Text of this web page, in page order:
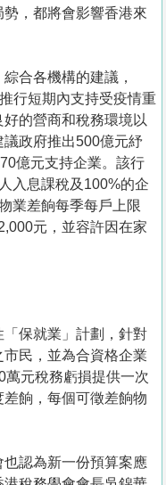
，都將會影響香港來
合各機構的建議，
行短期內支持受疫情重
的營商和稅務環境以
政府推出500億元紓
億元支持企業。該行
入息課稅及100%的企
業差餉每季每戶上限
元，並容許因在家
保就業」計劃，針對
民，並為合資格企業
元稅務虧損提供一次
餉，每個可徵差餉物
認為新一份預算案應